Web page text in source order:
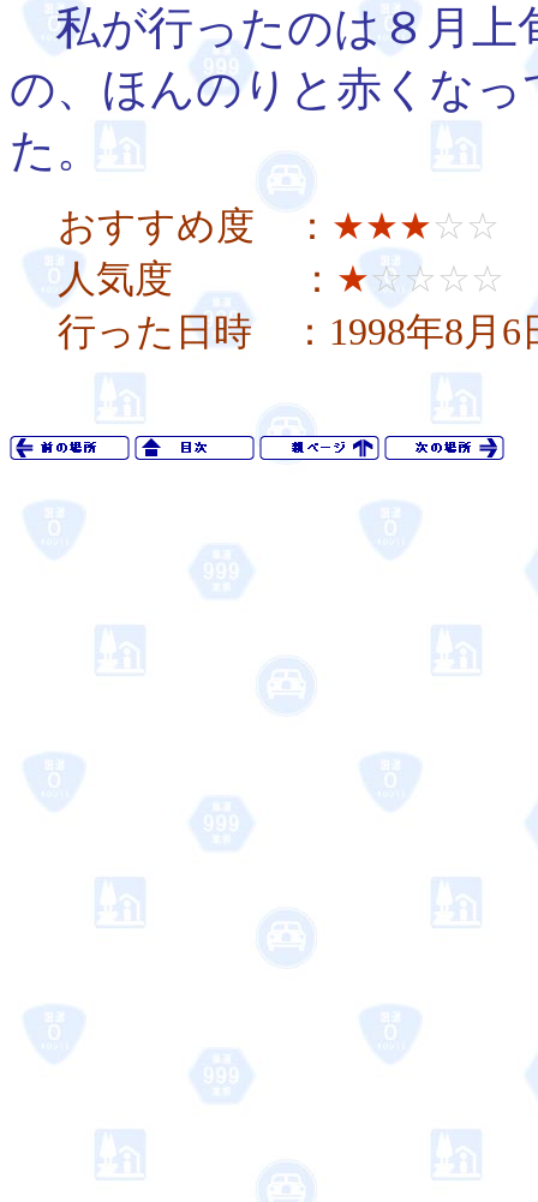
私が行ったのは８月上
の、ほんのりと赤くな
た。
おすすめ度 ： ★★★☆☆
人気度 ： ★☆☆☆☆
行った日時 ：1998年8月